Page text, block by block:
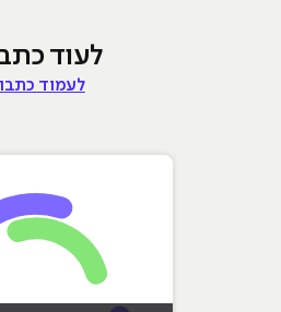
לעוד
לעמוד